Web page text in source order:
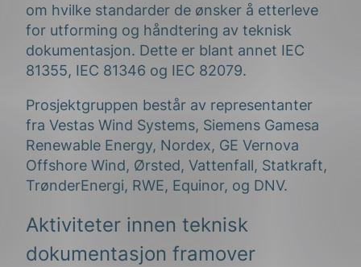
om hvilke standarder de ønsker å etterleve
for utforming og håndtering av teknisk
dokumentasjon. Dette er blant annet IEC
81355, IEC 81346 og IEC 82079.
Prosjektgruppen består av representanter
fra Vestas Wind Systems, Siemens Gamesa
Renewable Energy, Nordex, GE Vernova
Offshore Wind, Ørsted, Vattenfall, Statkraft,
TrønderEnergi, RWE, Equinor, og DNV.
Aktiviteter innen teknisk
dokumentasjon framover